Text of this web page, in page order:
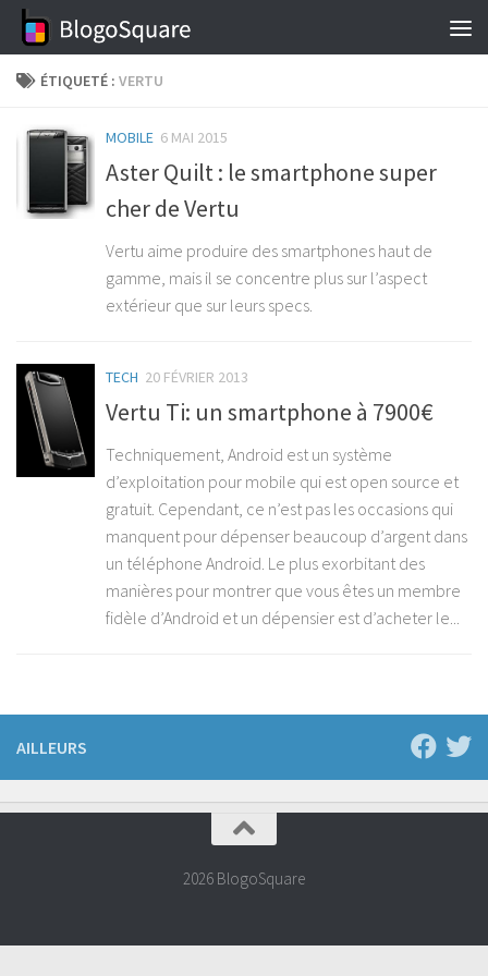
Skip to content
ÉTIQUETÉ : VERTU
MOBILE 6 MAI 2015
Aster Quilt : le smartphone super
cher de Vertu
Vertu aime produire des smartphones haut de
gamme, mais il se concentre plus sur l’aspect
extérieur que sur leurs specs.
TECH 20 FÉVRIER 2013
Vertu Ti: un smartphone à 7900€
Techniquement, Android est un système
d’exploitation pour mobile qui est open source et
gratuit. Cependant, ce n’est pas les occasions qui
manquent pour dépenser beaucoup d’argent dans
un téléphone Android. Le plus exorbitant des
manières pour montrer que vous êtes un membre
fidèle d’Android et un dépensier est d’acheter le...
AILLEURS
2026 BlogoSquare